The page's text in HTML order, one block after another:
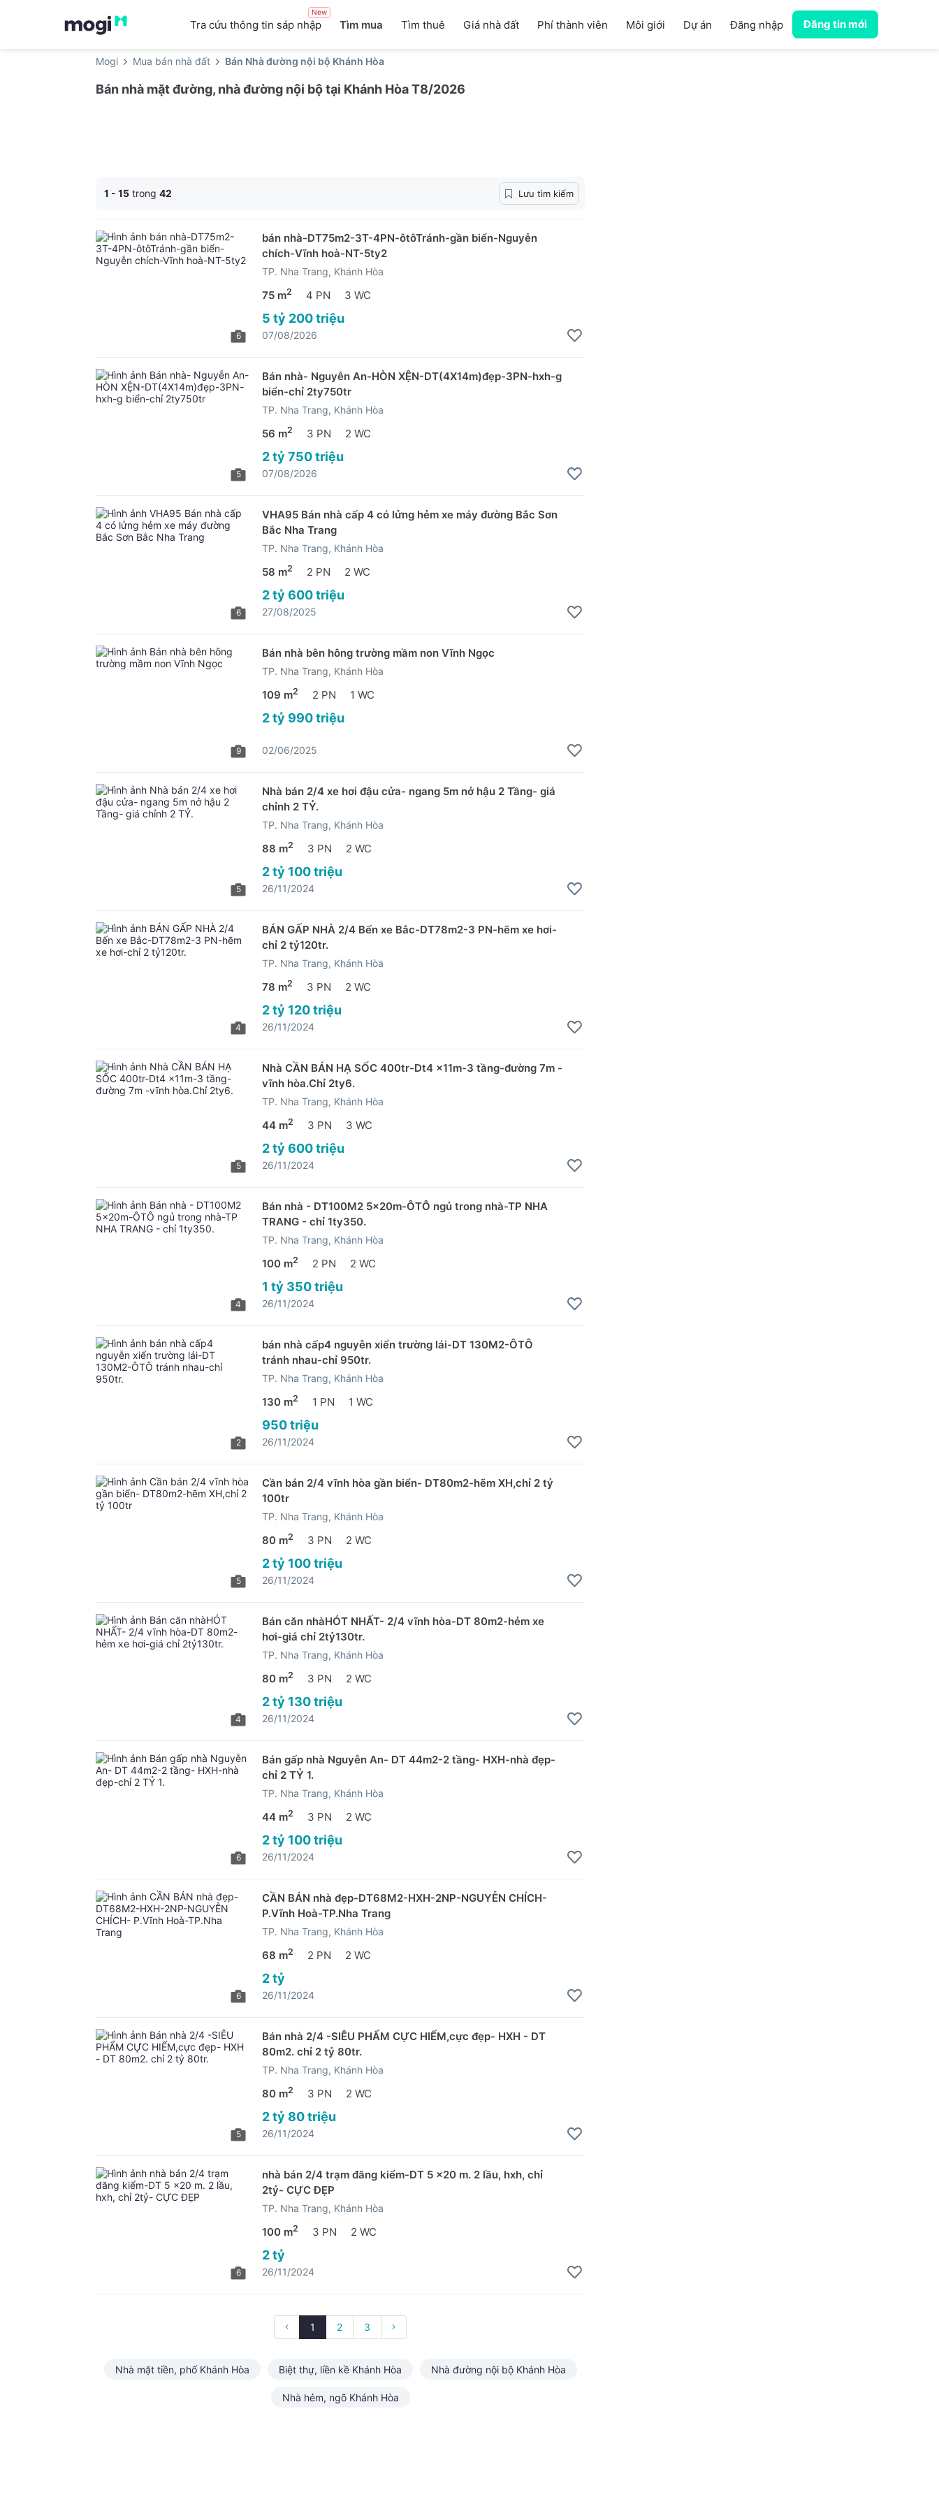
Tra cứu thông tin sáp nhập
New
Tìm mua Tìm thuê Giá nhà đất Phí thành viên Môi giới Dự án Đăng nhập Đăng tin mới
Mogi Mua bán nhà đất Bán Nhà đường nội bộ Khánh Hòa
Bán nhà mặt đường, nhà đường nội bộ tại Khánh Hòa T8/2026
1 - 15 trong 42 Lưu tìm kiếm
6
bán nhà-DT75m2-3T-4PN-ôtôTránh-gần biển-Nguyễn
chích-Vĩnh hoà-NT-5ty2
TP. Nha Trang, Khánh Hòa
75 m2 4 PN 3 WC
5 tỷ 200 triệu
07/08/2026
5
Bán nhà- Nguyễn An-HÒN XỆN-DT(4X14m)đẹp-3PN-hxh-g
biển-chỉ 2ty750tr
TP. Nha Trang, Khánh Hòa
56 m2 3 PN 2 WC
2 tỷ 750 triệu
07/08/2026
6
VHA95 Bán nhà cấp 4 có lửng hẻm xe máy đường Bắc Sơn
Bắc Nha Trang
TP. Nha Trang, Khánh Hòa
58 m2 2 PN 2 WC
2 tỷ 600 triệu
27/08/2025
9
Bán nhà bên hông trường mầm non Vĩnh Ngọc
TP. Nha Trang, Khánh Hòa
109 m2 2 PN 1 WC
2 tỷ 990 triệu
02/06/2025
5
Nhà bán 2/4 xe hơi đậu cửa- ngang 5m nở hậu 2 Tầng- giá
chỉnh 2 TỶ.
TP. Nha Trang, Khánh Hòa
88 m2 3 PN 2 WC
2 tỷ 100 triệu
26/11/2024
4
BÁN GẤP NHÀ 2/4 Bến xe Bắc-DT78m2-3 PN-hẽm xe hơi-
chỉ 2 tỷ120tr.
TP. Nha Trang, Khánh Hòa
78 m2 3 PN 2 WC
2 tỷ 120 triệu
26/11/2024
5
Nhà CẦN BÁN HẠ SỐC 400tr-Dt4 x11m-3 tầng-đường 7m -
vĩnh hòa.Chỉ 2ty6.
TP. Nha Trang, Khánh Hòa
44 m2 3 PN 3 WC
2 tỷ 600 triệu
26/11/2024
4
Bán nhà - DT100M2 5x20m-ÔTÔ ngủ trong nhà-TP NHA
TRANG - chỉ 1ty350.
TP. Nha Trang, Khánh Hòa
100 m2 2 PN 2 WC
1 tỷ 350 triệu
26/11/2024
2
bán nhà cấp4 nguyễn xiển trường lái-DT 130M2-ÔTÔ
tránh nhau-chỉ 950tr.
TP. Nha Trang, Khánh Hòa
130 m2 1 PN 1 WC
950 triệu
26/11/2024
5
Cần bán 2/4 vĩnh hòa gần biển- DT80m2-hẽm XH,chỉ 2 tỷ
100tr
TP. Nha Trang, Khánh Hòa
80 m2 3 PN 2 WC
2 tỷ 100 triệu
26/11/2024
4
Bán căn nhàHÓT NHẤT- 2/4 vĩnh hòa-DT 80m2-hẻm xe
hơi-giá chỉ 2tỷ130tr.
TP. Nha Trang, Khánh Hòa
80 m2 3 PN 2 WC
2 tỷ 130 triệu
26/11/2024
6
Bán gấp nhà Nguyễn An- DT 44m2-2 tầng- HXH-nhà đẹp-
chỉ 2 TỶ 1.
TP. Nha Trang, Khánh Hòa
44 m2 3 PN 2 WC
2 tỷ 100 triệu
26/11/2024
6
CẦN BÁN nhà đẹp-DT68M2-HXH-2NP-NGUYỄN CHÍCH-
P.Vĩnh Hoà-TP.Nha Trang
TP. Nha Trang, Khánh Hòa
68 m2 2 PN 2 WC
2 tỷ
26/11/2024
5
Bán nhà 2/4 -SIÊU PHẨM CỰC HIẾM,cực đẹp- HXH - DT
80m2. chỉ 2 tỷ 80tr.
TP. Nha Trang, Khánh Hòa
80 m2 3 PN 2 WC
2 tỷ 80 triệu
26/11/2024
6
nhà bán 2/4 trạm đăng kiểm-DT 5 x20 m. 2 lầu, hxh, chỉ
2tỷ- CỰC ĐẸP
TP. Nha Trang, Khánh Hòa
100 m2 3 PN 2 WC
2 tỷ
26/11/2024
1 2 3
Nhà mặt tiền, phố Khánh Hòa Biệt thự, liền kề Khánh Hòa Nhà đường nội bộ Khánh Hòa
Nhà hẻm, ngõ Khánh Hòa